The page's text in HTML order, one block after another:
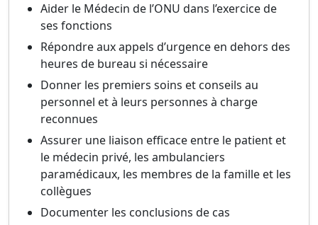
Aider le Médecin de l’ONU dans l’exercice de
ses fonctions
Répondre aux appels d’urgence en dehors des
heures de bureau si nécessaire
Donner les premiers soins et conseils au
personnel et à leurs personnes à charge
reconnues
Assurer une liaison efficace entre le patient et
le médecin privé, les ambulanciers
paramédicaux, les membres de la famille et les
collègues
Documenter les conclusions de cas